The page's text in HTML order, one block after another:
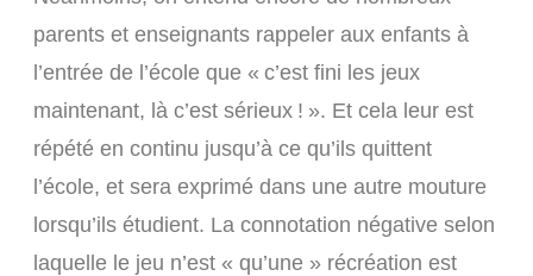
parents et enseignants rappeler aux enfants à
l’entrée de l’école que « c’est fini les jeux
maintenant, là c’est sérieux ! ». Et cela leur est
répété en continu jusqu’à ce qu’ils quittent
l’école, et sera exprimé dans une autre mouture
lorsqu’ils étudient. La connotation négative selon
laquelle le jeu n’est « qu’une » récréation est